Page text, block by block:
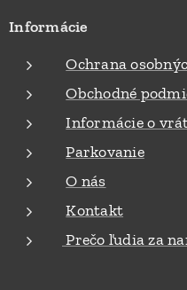
Informácie
Ochrana
Obchodné
Informácie o
Parkovanie
O nás
Kontakt
Prečo ľudia za